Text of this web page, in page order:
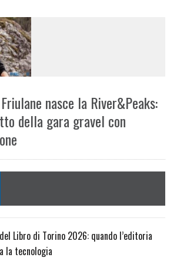
nasce la River&Peaks:
della gara gravel con
Libro di Torino 2026: quando l’editoria
la tecnologia